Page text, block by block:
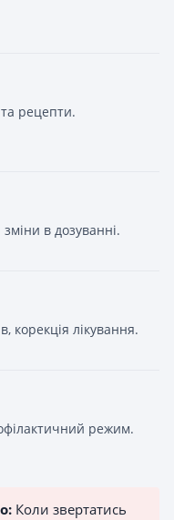
рецепти.
в дозуванні.
корекція лікування.
режим.
Коли звертатись